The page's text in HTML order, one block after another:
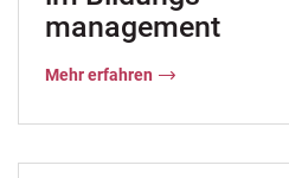
und Impulse für QM-
management
Mehr erfahren